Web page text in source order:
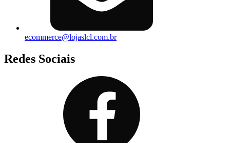
ecommerce@lojaslcl.com.br
Redes Sociais